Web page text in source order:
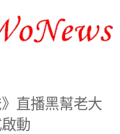
直播黑幫老大
動